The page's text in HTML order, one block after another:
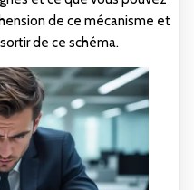
de ce mécanisme et
de ce schéma.